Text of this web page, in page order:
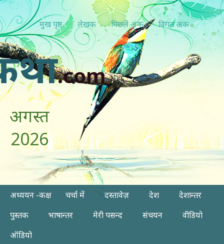
मुख पृष्ठ लेखक पिछ्ले अंक विगत अंक
.com
अगस्त
2026
अध्ययन -कक्ष चर्चा में दस्तावेज़ देश
देशान्तर
पुस्तक
भाषान्तर मेरी पसन्द संचयन
वीडियो
ऑडियो